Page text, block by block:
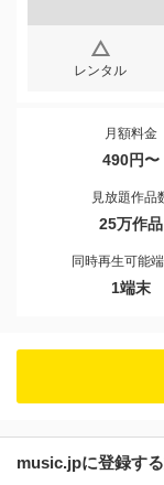
レンタル
月額料金
490円〜
見放題作品
25万作品
同時再生可能
1端末
music.jpに登録す